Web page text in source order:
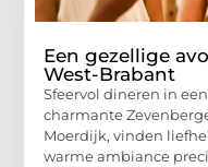
Een gezellige
West-Brabant
Sfeervol dineren in
charmante
Moerdijk, vinden
warme ambiance